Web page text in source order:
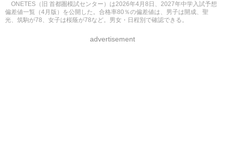
ONETES（旧 首都圏模試センター）は2026年4月8日、2027年中学入試予想
偏差値一覧（4月版）を公開した。合格率80％の偏差値は、男子は開成、聖
光、筑駒が78、女子は桜蔭が78など。男女・日程別で確認できる。
advertisement